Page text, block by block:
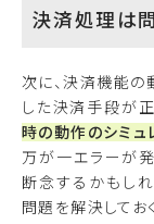
決済処理は
次に、決済機能の
した決済手段が
時の動作のシミュ
万が一エラーが
断念するかもし
問題を解決してお